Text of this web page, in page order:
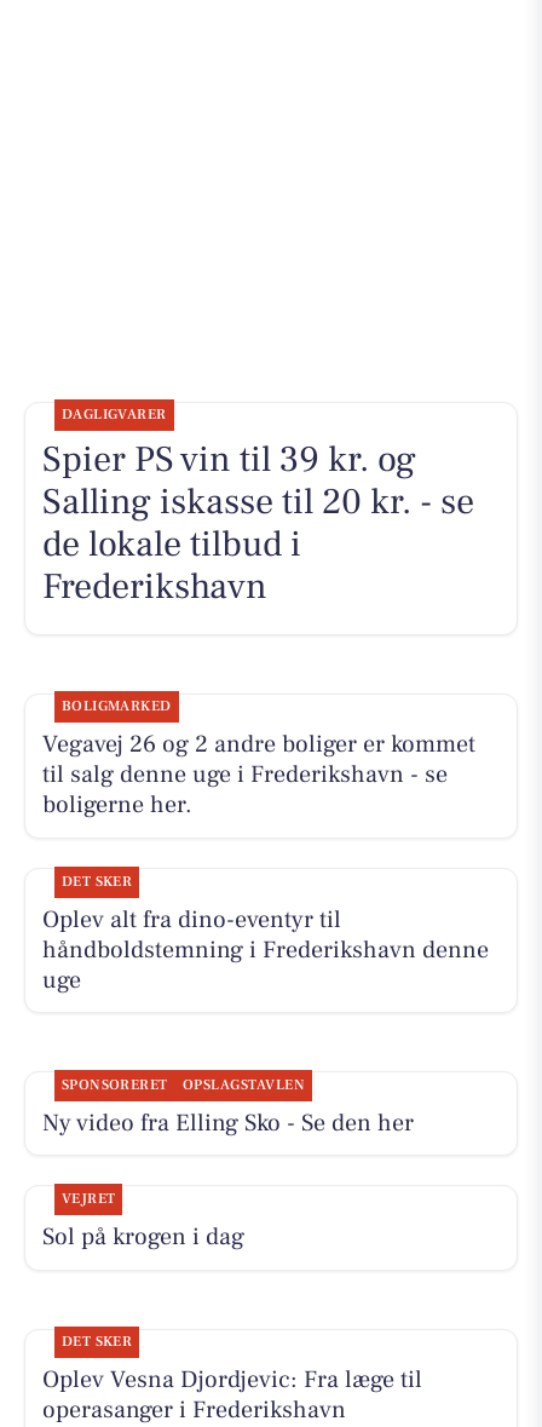
DAGLIGVARER
Spier PS vin til 39 kr. og
Salling iskasse til 20 kr. - se
de lokale tilbud i
Frederikshavn
BOLIGMARKED
Vegavej 26 og 2 andre boliger er kommet
til salg denne uge i Frederikshavn - se
boligerne her.
DET SKER
Oplev alt fra dino-eventyr til
håndboldstemning i Frederikshavn denne
uge
SPONSORERET OPSLAGSTAVLEN
Ny video fra Elling Sko - Se den her
VEJRET
Sol på krogen i dag
DET SKER
Oplev Vesna Djordjevic: Fra læge til
operasanger i Frederikshavn